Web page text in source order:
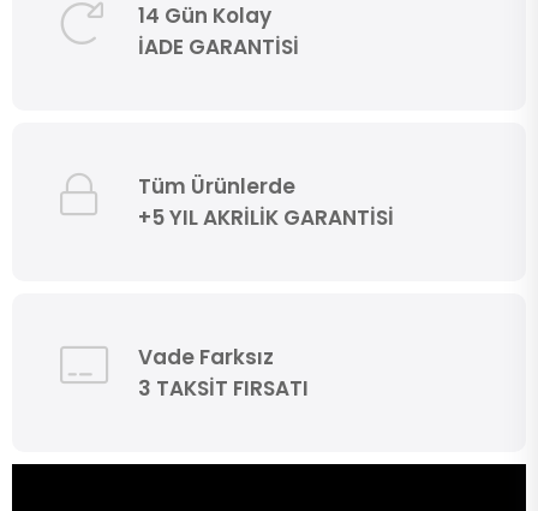
14 Gün Kolay
İADE GARANTİSİ
Tüm Ürünlerde
+5 YIL AKRİLİK GARANTİSİ
Vade Farksız
3 TAKSİT FIRSATI